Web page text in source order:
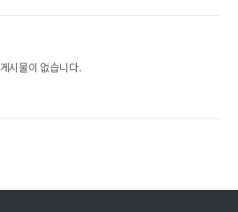
게시물이 없습니다.